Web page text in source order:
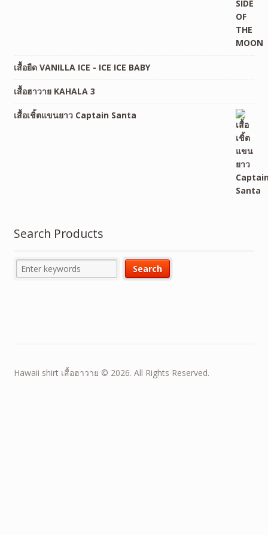
เสื้อยืด VANILLA ICE - ICE ICE BABY
เสื้อฮาวาย KAHALA 3
เสื้อเชิ้ตแขนยาว Captain Santa
Search Products
Hawaii shirt เสื้อฮาวาย © 2026. All Rights Reserved.